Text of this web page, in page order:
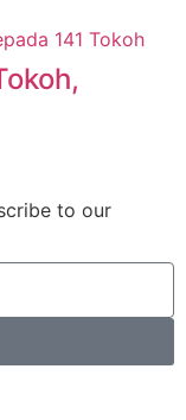
to our